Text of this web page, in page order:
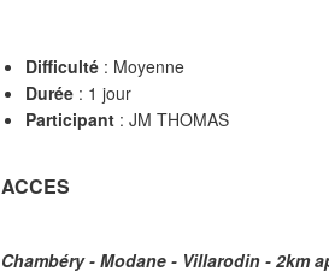
Difficulté : Moyenne
Durée : 1 jour
Participant : JM THOMAS
ACCES
Chambéry - Modane - Villarodin - 2km